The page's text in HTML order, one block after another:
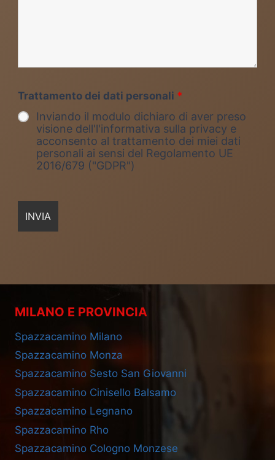
Trattamento dei dati personali *
Inviando il modulo dichiaro di aver preso
visione dell'l'informativa sulla privacy e
acconsento al trattamento dei miei dati
personali ai sensi del Regolamento UE
2016/679 ("GDPR")
MILANO E PROVINCIA
Spazzacamino Milano
Spazzacamino Monza
Spazzacamino Sesto San Giovanni
Spazzacamino Cinisello Balsamo
Spazzacamino Legnano
Spazzacamino Rho
Spazzacamino Cologno Monzese